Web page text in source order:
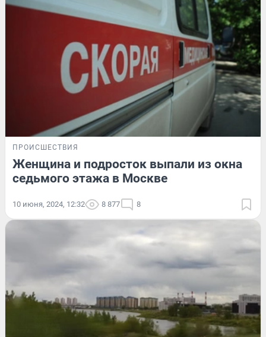
ПРОИСШЕСТВИЯ
Женщина и подросток выпали из окна
седьмого этажа в Москве
10 июня, 2024, 12:32 8 877 8